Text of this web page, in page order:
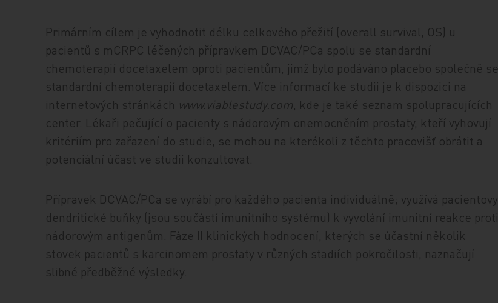
Primárním cílem je vyhodnotit délku celkového přežití (overall survival, OS) u
pacientů s mCRPC léčených přípravkem DCVAC/PCa spolu se standardní
chemoterapií docetaxelem oproti pacientům, jimž bylo podáváno placebo společně se
standardní chemoterapií docetaxelem. Více informací ke studii je k dispozici na
internetových stránkách www.viablestudy.com, kde je také seznam spolupracujících
center. Lékaři pečující o pacienty s nádorovým onemocněním prostaty, kteří vyhovují
kritériím pro zařazení do studie, se mohou na kterékoli z těchto pracovišť obrátit a
potenciální účast ve studii konzultovat.
Přípravek DCVAC/PCa se vyrábí pro každého pacienta individuálně; využívá pacientovy
dendritické buňky (jsou součástí imunitního systému) k vyvolání imunitní reakce proti
nádorovým antigenům. Fáze II klinických hodnocení, kterých se účastní několik
stovek pacientů s karcinomem prostaty v různých stadiích pokročilosti, naznačují
slibné předběžné výsledky.